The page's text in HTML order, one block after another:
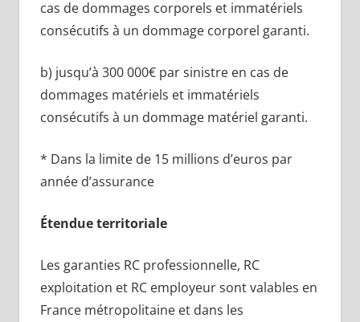
cas de dommages corporels et immatériels
consécutifs à un dommage corporel garanti.
b) jusqu’à 300 000€ par sinistre en cas de
dommages matériels et immatériels
consécutifs à un dommage matériel garanti.
* Dans la limite de 15 millions d’euros par
année d’assurance
Étendue territoriale
Les garanties RC professionnelle, RC
exploitation et RC employeur sont valables en
France métropolitaine et dans les